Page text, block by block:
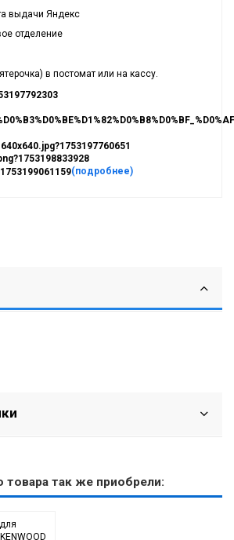
выдачи Яндекс
отделение
в постомат или на кассу.
(подробнее)
товара так же приобрели: